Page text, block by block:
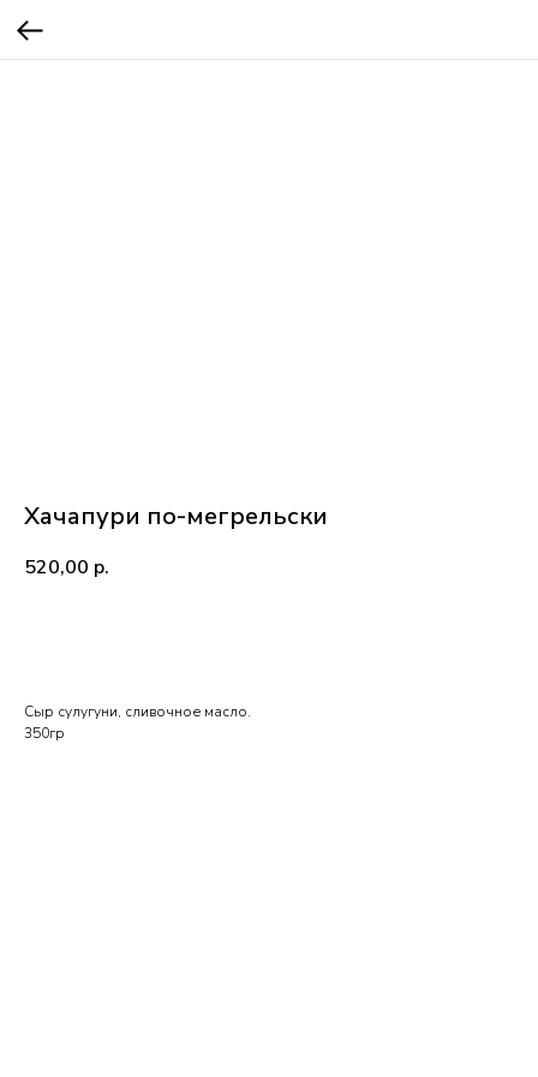
Хачапури по-мегрельски
520,00 р.
Сыр сулугуни, сливочное масло.
350гр